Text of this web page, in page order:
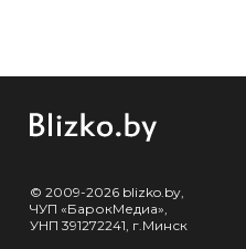
© 2009-2026 blizko.by,
ЧУП «БарокМедиа»,
УНП 391272241, г.Минск